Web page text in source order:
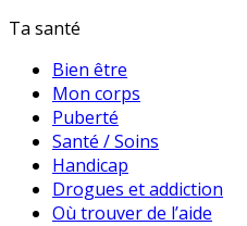
Ta santé
Bien être
Mon corps
Puberté
Santé / Soins
Handicap
Drogues et addiction
Où trouver de l’aide